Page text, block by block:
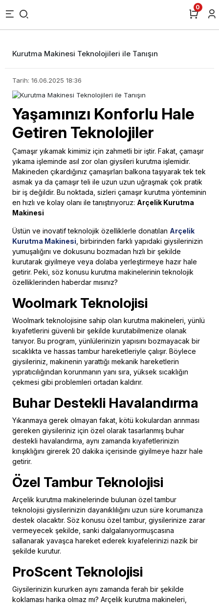
0
Kurutma Makinesi Teknolojileri ile Tanışın
Tarih: 16.06.2025 18:36
Yaşamınızı Konforlu Hale
Getiren Teknolojiler
Çamaşır yıkamak kimimiz için zahmetli bir iştir. Fakat, çamaşır
yıkama işleminde asıl zor olan giysileri kurutma işlemidir.
Makineden çıkardığınız çamaşırları balkona taşıyarak tek tek
asmak ya da çamaşır teli ile uzun uzun uğraşmak çok pratik
bir iş değildir. Bu noktada, sizleri çamaşır kurutma yönteminin
en hızlı ve kolay olanı ile tanıştırıyoruz: Arçelik Kurutma
Makinesi
Üstün ve inovatif teknolojik özelliklerle donatılan Arçelik
Kurutma Makinesi , birbirinden farklı yapıdaki giysilerinizin
yumuşalığını ve dokusunu bozmadan hızlı bir şekilde
kurutarak giyilmeye veya dolaba yerleştirmeye hazır hale
getirir. Peki, söz konusu kurutma makinelerinin teknolojik
özelliklerinden haberdar mısınız?
Woolmark Teknolojisi
Woolmark teknolojisine sahip olan kurutma makineleri, yünlü
kıyafetlerini güvenli bir şekilde kurutabilmenize olanak
tanıyor. Bu program, yünlülerinizin yapısını bozmayacak bir
sıcaklıkta ve hassas tambur hareketleriyle çalışır. Böylece
giysileriniz, makinenin yarattığı mekanik hareketlerin
yıpratıcılığından korunmanın yanı sıra, yüksek sıcaklığın
çekmesi gibi problemleri ortadan kaldırır.
Buhar Destekli Havalandırma
Yıkanmaya gerek olmayan fakat, kötü kokulardan arınması
gereken giysileriniz için özel olarak tasarlanmış buhar
destekli havalandırma, aynı zamanda kıyafetlerinizin
kırışıklığını girerek 20 dakika içerisinde giyilmeye hazır hale
getirir.
Özel Tambur Teknolojisi
Arçelik kurutma makinelerinde bulunan özel tambur
teknolojisi giysilerinizin dayanıklılığını uzun süre korumanıza
destek olacaktır. Söz konusu özel tambur, giysilerinize zarar
vermeyecek şekilde, sanki dalgalanıyormuşcasına
sallanarak yavaşca hareket ederek kıyafelerinizi nazik bir
şekilde kurutur.
ProScent Teknolojisi
Giysilerinizin kururken aynı zamanda ferah bir şekilde
koklaması harika olmaz mı? Arçelik kurutma makineleri,